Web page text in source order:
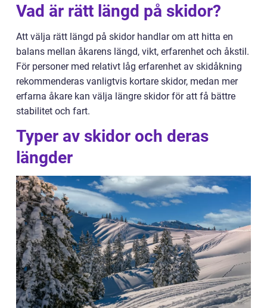
Vad är rätt längd på skidor?
Att välja rätt längd på skidor handlar om att hitta en
balans mellan åkarens längd, vikt, erfarenhet och åkstil.
För personer med relativt låg erfarenhet av skidåkning
rekommenderas vanligtvis kortare skidor, medan mer
erfarna åkare kan välja längre skidor för att få bättre
stabilitet och fart.
Typer av skidor och deras
längder